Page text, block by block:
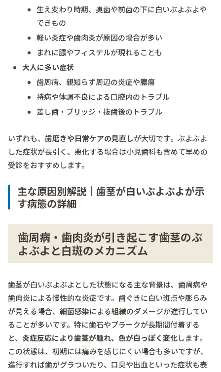
生え変わり時期、奥歯や前歯の下に白いぶよぶよや
できもの
軽い炎症や歯肉炎が原因の場合が多い
まれに膿やフィステルが現れることも
大人に多い症状
歯周病、親知らず周辺の炎症や膿瘍
持病や体調不良による口腔内のトラブル
差し歯・ブリッジ・抜歯後のトラブル
いずれも、 歯磨きや日常ケアの見直しが大切です。ぶよぶよ
した症状が長引く、悪化する場合は小児歯科も含めて早めの
受診をおすすめします。
主な原因別解説｜歯茎が白いぶよぶよが示
す病態の詳細
歯周病・歯肉炎が引き起こす歯茎のぶ
よぶよと白斑のメカニズム
歯茎が白いぶよぶよとした状態になる主な背景は、歯周病や
歯肉炎による慢性的な炎症です。歯ぐきに白い斑点や膨らみ
が見える場合、 細菌感染による組織のダメージが進行してい
ることが多いです。特に歯石やプラークが長期間付着する
と、 炎症反応により歯茎が腫れ、色が白っぽく変化します。
この状態は、初期には痛みを感じにくい場合も多いですが、
進行すれば歯がグラついたり、口臭や出血といった症状も表